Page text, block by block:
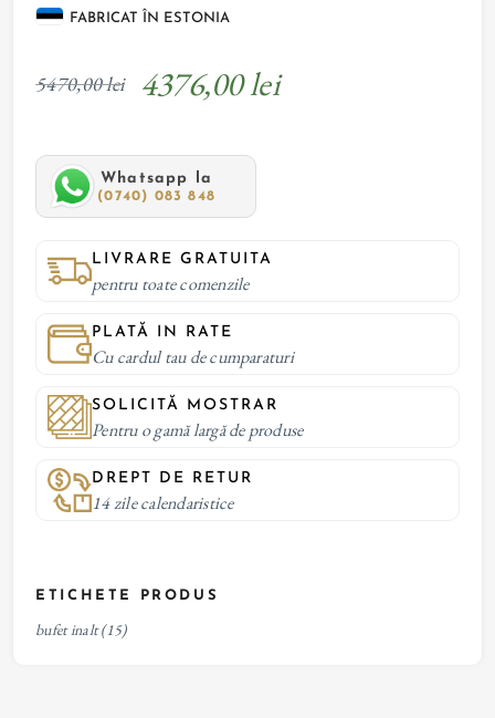
FABRICAT ÎN ESTONIA
5470,00 lei 4376,00 lei
Whatsapp la
(0740) 083 848
LIVRARE GRATUITA
pentru toate comenzile
PLATĂ IN RATE
Cu cardul tau de cumparaturi
SOLICITĂ MOSTRAR
Pentru o gamă largă de produse
DREPT DE RETUR
14 zile calendaristice
ETICHETE PRODUS
bufet inalt (15)